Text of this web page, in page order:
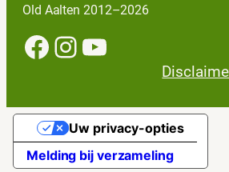
Old Aalten 2012–2026
Facebook InstagramYouTube
Melding bij verzameling
Uw privacy-opties